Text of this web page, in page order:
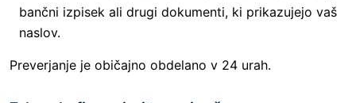
bančni izpisek ali drugi dokumenti, ki prikazujejo vaš
naslov.
Preverjanje je običajno obdelano v 24 urah.